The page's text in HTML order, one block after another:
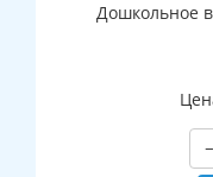
Дошкольное
−